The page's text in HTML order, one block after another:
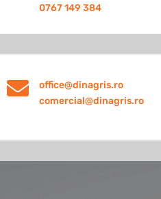
0767 149 384

office@dinagris.ro
comercial@dinagris.ro